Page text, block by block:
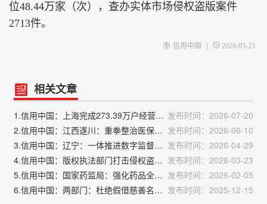
位48.44万家（次），查办实体市场侵权盗版案件
2713件。
信用中国 | 2026-03-23
相关文章
1.信用中国：上海完成273.39万户经营主体信用评定 发布时间：2026-07-20
2.信用中国：江西遂川：重拳整治医保基金“跑冒滴漏” 发布时间：2026-06-10
3.信用中国：辽宁：一体推进数字监督、信用修复、信用惩戒、跨部门综合监管改革 发布时间：2026-04-29
4.信用中国：版权执法部门打击侵权盗版取得积极成效 发布时间：2026-03-23
5.信用中国：国家药监局：强化药品全生命周期全过程严格监管 发布时间：2026-02-05
6.信用中国：两部门：杜绝假借慈善名义从事欺诈敛财等违规行为 发布时间：2025-12-15